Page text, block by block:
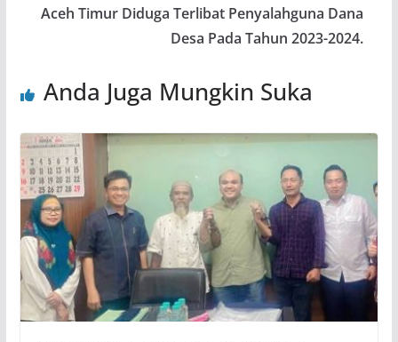
Aceh Timur Diduga Terlibat Penyalahguna Dana
Desa Pada Tahun 2023-2024.
Anda Juga Mungkin Suka